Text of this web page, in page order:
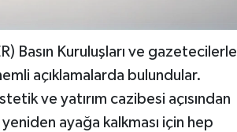
Basın Kuruluşları ve gazetecilerle
açıklamalarda bulundular.
ve yatırım cazibesi açısından
ayağa kalkması için hep